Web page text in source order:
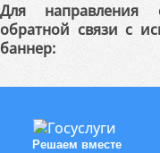
Для направления
обратной связи с
баннер:
Решаем вместе